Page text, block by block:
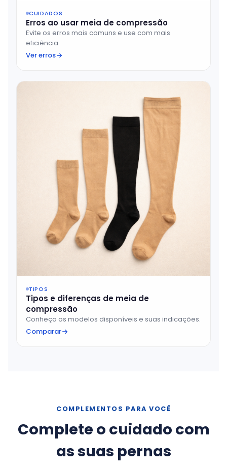
CUIDADOS
Erros ao usar meia de compressão
Evite os erros mais comuns e use com mais
eficiência.
Ver erros
TIPOS
Tipos e diferenças de meia de
compressão
Conheça os modelos disponíveis e suas indicações.
Comparar
COMPLEMENTOS PARA VOCÊ
Complete o cuidado com
as suas pernas